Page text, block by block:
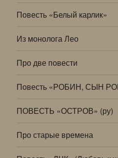
Повесть «Белый карлик»
Из монолога Лео
Про две повести
Повесть «РОБИН, СЫН
ПОВЕСТЬ «ОСТРОВ» (ру)
Про старые времена